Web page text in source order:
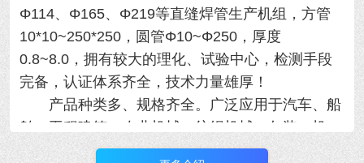
Φ114、Φ165、Φ219等直缝焊管生产机组，方管
10*10~250*250，圆管Φ10~Φ250，厚度
0.8~8.0，拥有较大的理化、试验中心，检测手段
完备，认证体系齐全，技术力量雄厚！
产品种类多、规格齐全。广泛应用于汽车、船
舶、工程建筑、农业机械、纺织机械、包装、机
械、制冷设备等行业，年产量大！用于各类精密机